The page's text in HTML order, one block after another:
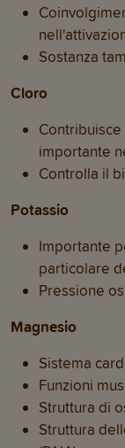
Sostanza
Cloro
importante
Controlla il
Potassio
Importante
particolare
Pressione
Magnesio
Sistema
Funzioni
Struttura di
Struttura